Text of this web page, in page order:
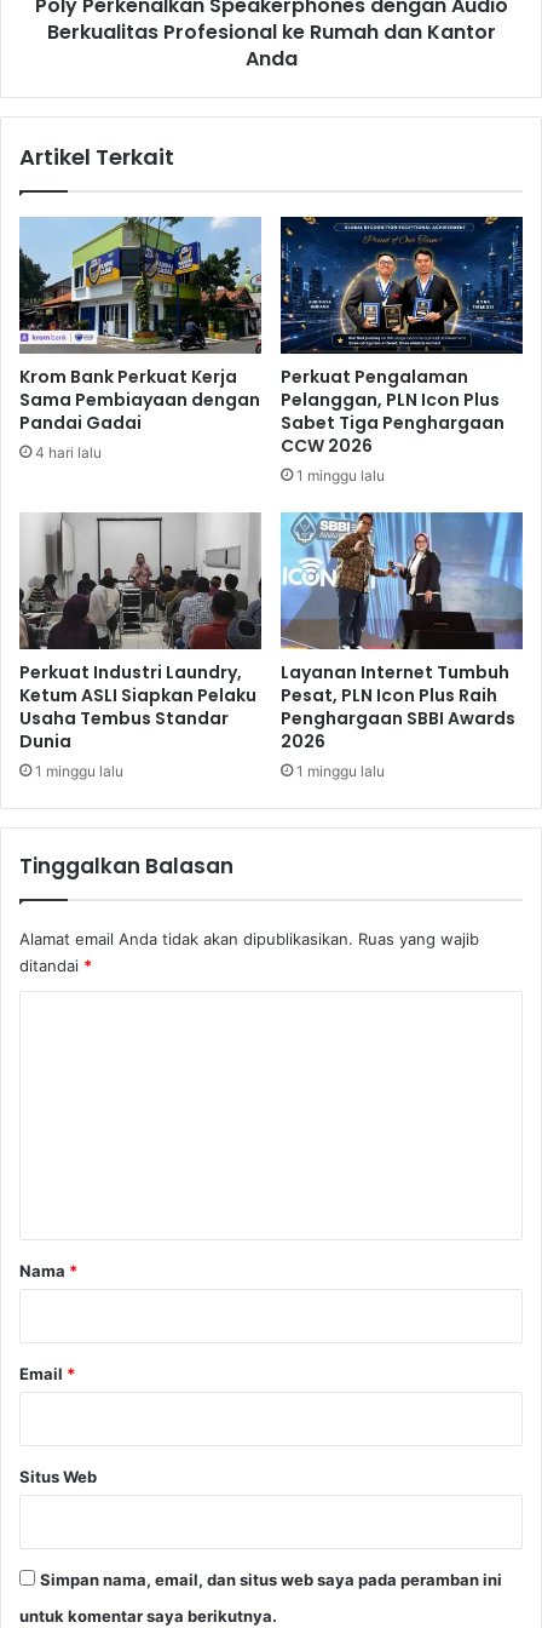
S
k
e
r
p
h
o
n
s
e
a
n
A
u
d
i
o
B
u
i
t
a
a
R
h
n
K
Berkualitas Profesional ke Rumah dan Kantor
Anda
Artikel Terkait
Krom Bank Perkuat Kerja
Sama Pembiayaan dengan
Pandai Gadai
4 hari lalu
Perkuat Pengalaman
Pelanggan, PLN Icon Plus
Sabet Tiga Penghargaan
CCW 2026
1 minggu lalu
Perkuat Industri Laundry,
Ketum ASLI Siapkan Pelaku
Usaha Tembus Standar
Dunia
1 minggu lalu
Layanan Internet Tumbuh
Pesat, PLN Icon Plus Raih
Penghargaan SBBI Awards
2026
1 minggu lalu
Tinggalkan Balasan
Alamat email Anda tidak akan dipublikasikan. Ruas yang wajib
ditandai *
rNama *
Email *
Situs Web
Simpan nama, email, dan situs web saya pada peramban ini
untuk komentar saya berikutnya.